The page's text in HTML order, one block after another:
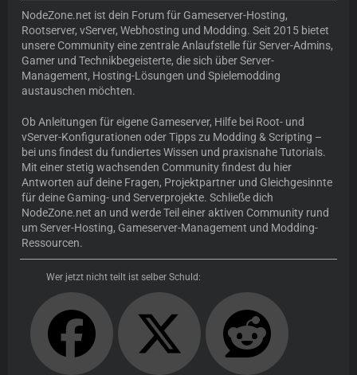
NodeZone.net ist dein Forum für Gameserver-Hosting,
Rootserver, vServer, Webhosting und Modding. Seit 2015 bietet
unsere Community eine zentrale Anlaufstelle für Server-Admins,
Gamer und Technikbegeisterte, die sich über Server-
Management, Hosting-Lösungen und Spielemodding
austauschen möchten.
Ob Anleitungen für eigene Gameserver, Hilfe bei Root- und
vServer-Konfigurationen oder Tipps zu Modding & Scripting –
bei uns findest du fundiertes Wissen und praxisnahe Tutorials.
Mit einer stetig wachsenden Community findest du hier
Antworten auf deine Fragen, Projektpartner und Gleichgesinnte
für deine Gaming- und Serverprojekte. Schließe dich
NodeZone.net an und werde Teil einer aktiven Community rund
um Server-Hosting, Gameserver-Management und Modding-
Ressourcen.
Wer jetzt nicht teilt ist selber Schuld: